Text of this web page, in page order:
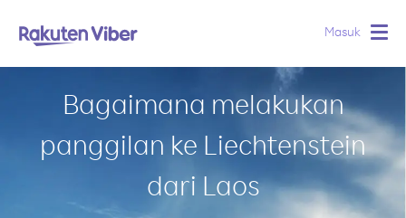
Masuk
Bagaimana melakukan
panggilan ke Liechtenstein
dari Laos